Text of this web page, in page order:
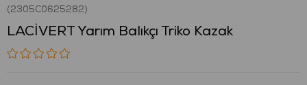
(2305C0625282)
LACİVERT Yarım Balıkçı Triko Kazak